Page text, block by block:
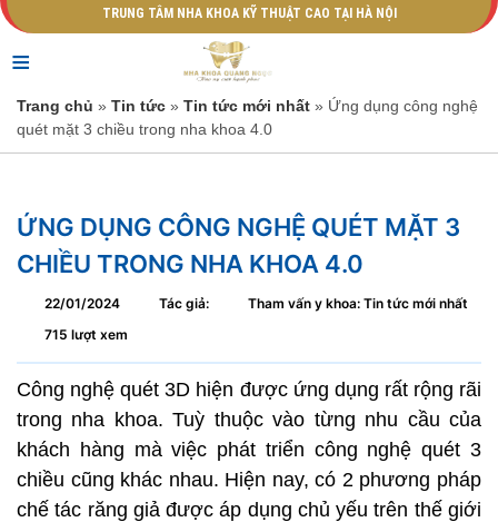
TRUNG TÂM NHA KHOA KỸ THUẬT CAO TẠI HÀ NỘI
≡
Trang chủ » Tin tức » Tin tức mới nhất » Ứng dụng công nghệ
quét mặt 3 chiều trong nha khoa 4.0
ỨNG DỤNG CÔNG NGHỆ QUÉT MẶT 3
CHIỀU TRONG NHA KHOA 4.0
22/01/2024 Tác giả:
Tham vấn y khoa: Tin tức mới nhất
715 lượt xem
Công nghệ quét 3D hiện được ứng dụng rất rộng rãi
trong nha khoa. Tuỳ thuộc vào từng nhu cầu của
khách hàng mà việc phát triển công nghệ quét 3
chiều cũng khác nhau. Hiện nay, có 2 phương pháp
chế tác răng giả được áp dụng chủ yếu trên thế giới